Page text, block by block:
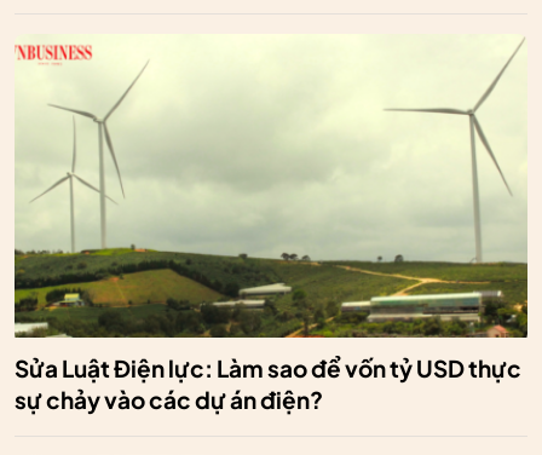
Sửa Luật Điện lực: Làm sao để vốn tỷ USD thực
sự chảy vào các dự án điện?